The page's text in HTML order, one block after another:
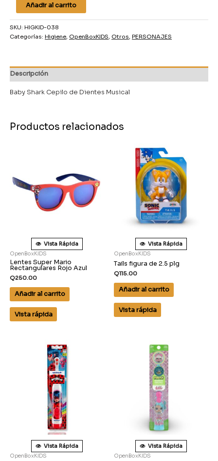
Añadir al carrito
SKU: HIGKID-038
Categorías: Higiene, OpenBoxKIDS, Otros, PERSONAJES
Descripción
Baby Shark Cepilo de Dientes Musical
Productos relacionados
Vista Rápida
OpenBoxKIDS
Lentes Super Mario
Rectangulares Rojo Azul
Q250.00
Añadir al carrito
Vista rápida
Vista Rápida
OpenBoxKIDS
Tails figura de 2.5 plg
Q115.00
Añadir al carrito
Vista rápida
Vista Rápida
OpenBoxKIDS
Vista Rápida
OpenBoxKIDS